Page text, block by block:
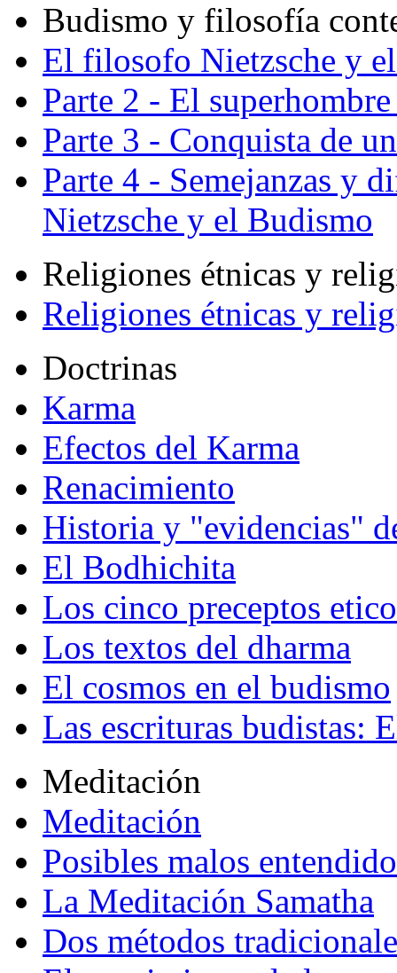
Budismo y filosofía
El filosofo Nietzsche y
Parte 2 - El
Parte 3 - Conquista de
Parte 4 - Semejanzas y
Nietzsche y el Budismo
Religiones étnicas y
Religiones étnicas y
Doctrinas
Karma
Efectos del Karma
Renacimiento
Historia y "evidencias"
El Bodhichita
Los cinco preceptos
Los textos del dharma
El cosmos en el budismo
Las escrituras budistas:
Meditación
Meditación
Posibles malos
La Meditación Samatha
Dos métodos